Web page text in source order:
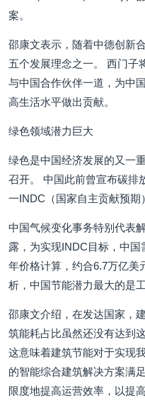
案。
邵康文表示，随着中德创新
五个发展理念之一。 西门子
与中国合作伙伴一道，为中
高生活水平做出贡献。
绿色领域潜力巨大
绿色是中国经济发展的又一
召开。 中国此前曾宣布碳排
一INDC（国家自主贡献预期
中国气候变化事务特别代表
露，为实现INDC目标，中
年价格计算，约合6.7万亿美
析，中国节能潜力最大的是
邵康文介绍，在发达国家，
筑能耗占比虽然还没有达到
这意味着建筑节能对于实现
的智能综合建筑解决方案满
限度地提高运营效率，以提